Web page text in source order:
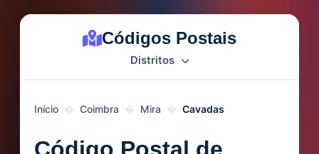
Códigos Postais
Distritos
Início Coimbra Mira Cavadas